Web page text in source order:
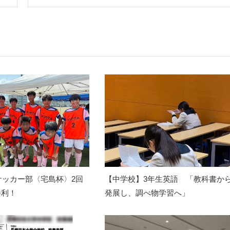
カー部〈宅島杯〉2回
！
【中学校】3年生英語 「教科書か
発展し、調べ物学習へ」